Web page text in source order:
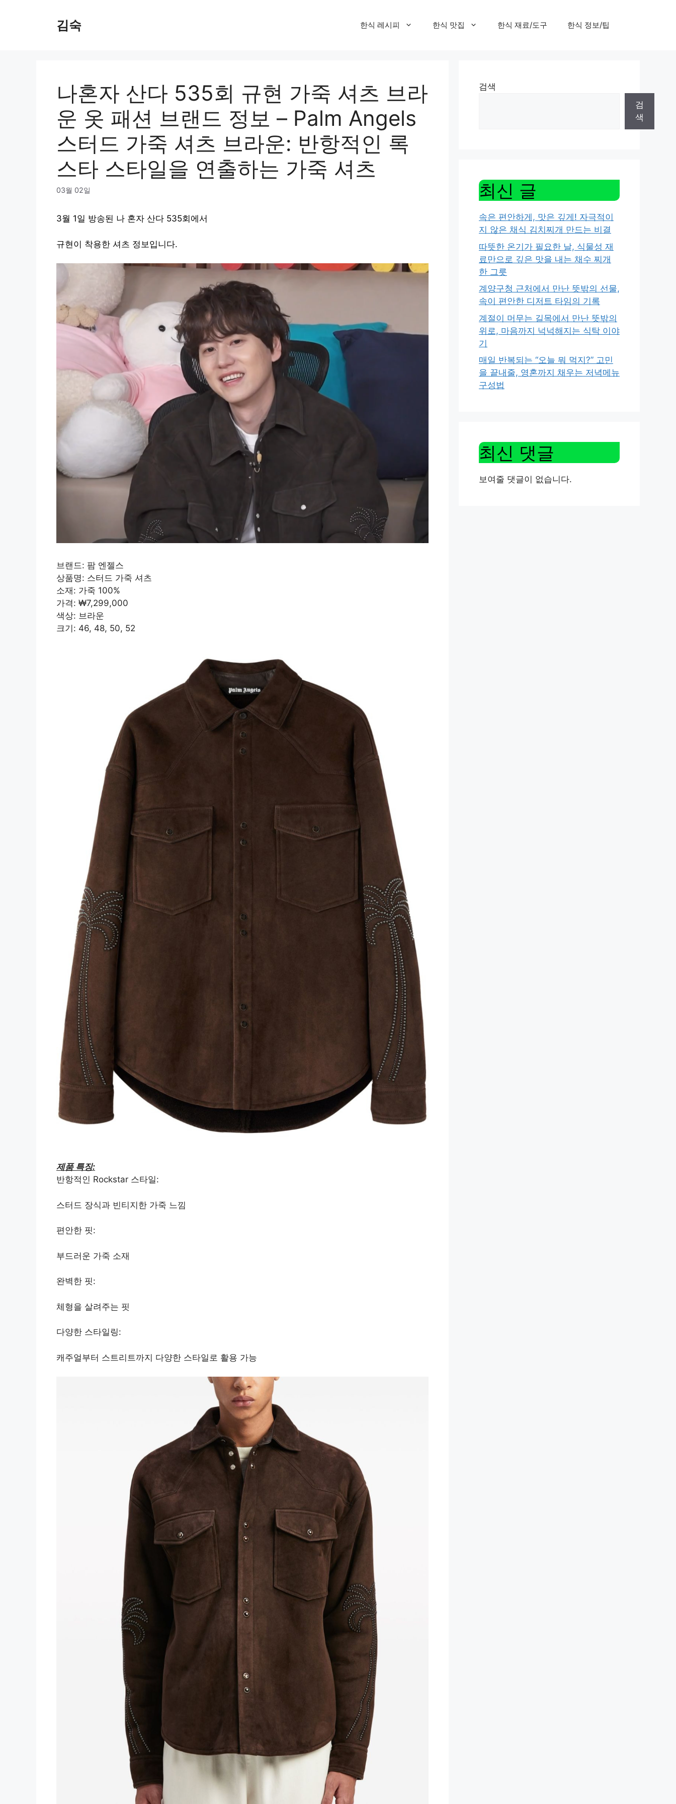
김숙 한식 레시피 한식 맛집 한식 재료/도구 한식 정보/팁
나혼자 산다 535회 규현 가죽 셔츠 브라
운 옷 패션 브랜드 정보 – Palm Angels
스터드 가죽 셔츠 브라운: 반항적인 록
스타 스타일을 연출하는 가죽 셔츠
03월 02일
3월 1일 방송된 나 혼자 산다 535회에서
규현이 착용한 셔츠 정보입니다.
브랜드: 팜 엔젤스
상품명: 스터드 가죽 셔츠
소재: 가죽 100%
가격: ₩7,299,000
색상: 브라운
크기: 46, 48, 50, 52
제품 특징:
반항적인 Rockstar 스타일:
스터드 장식과 빈티지한 가죽 느낌
편안한 핏:
부드러운 가죽 소재
완벽한 핏:
체형을 살려주는 핏
다양한 스타일링:
캐주얼부터 스트리트까지 다양한 스타일로 활용 가능
검색
검
색
최신 글
속은 편안하게, 맛은 깊게! 자극적이
지 않은 채식 김치찌개 만드는 비결
따뜻한 온기가 필요한 날, 식물성 재
료만으로 깊은 맛을 내는 채수 찌개
한 그릇
계양구청 근처에서 만난 뜻밖의 선물,
속이 편안한 디저트 타임의 기록
계절이 머무는 길목에서 만난 뜻밖의
위로, 마음까지 넉넉해지는 식탁 이야
기
매일 반복되는 “오늘 뭐 먹지?” 고민
을 끝내줄, 영혼까지 채우는 저녁메뉴
구성법
최신 댓글
보여줄 댓글이 없습니다.